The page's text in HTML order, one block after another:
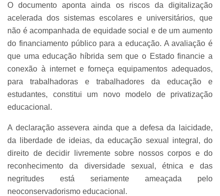
O documento aponta ainda os riscos da digitalização
acelerada dos sistemas escolares e universitários, que
não é acompanhada de equidade social e de um aumento
do financiamento público para a educação. A avaliação é
que uma educação híbrida sem que o Estado financie a
conexão à internet e forneça equipamentos adequados,
para trabalhadoras e trabalhadores da educação e
estudantes, constitui um novo modelo de privatização
educacional.
A declaração assevera ainda que a defesa da laicidade,
da liberdade de ideias, da educação sexual integral, do
direito de decidir livremente sobre nossos corpos e do
reconhecimento da diversidade sexual, étnica e das
negritudes está seriamente ameaçada pelo
neoconservadorismo educacional.